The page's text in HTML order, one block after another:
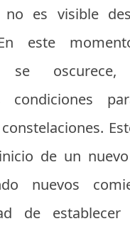
no es visible
este
se oscurece,
condiciones
de un
nuevos
de establecer